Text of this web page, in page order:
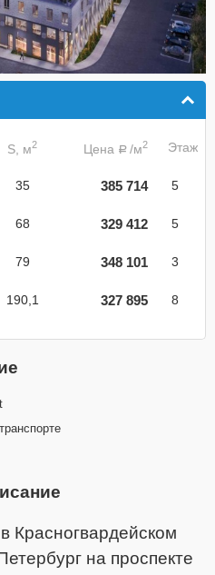
S, м2 Цена a /м2 Этаж
35 385 714 5
68 329 412 5
79 348 101 3
190,1 327 895 8
Красногвардейском
на проспекте